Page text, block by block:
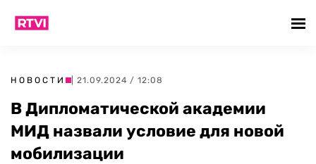
НОВОСТИ | 21.09.2024 / 12:08
В Дипломатической академии
МИД назвали условие для новой
мобилизации